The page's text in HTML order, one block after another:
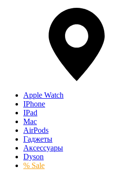
Apple Watch
IPhone
IPad
Mac
AirPods
Гаджеты
Аксессуары
Dyson
% Sale